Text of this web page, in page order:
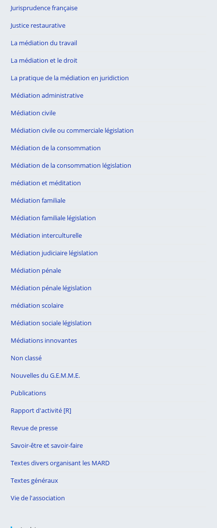
Jurisprudence française
Justice restaurative
La médiation du travail
La médiation et le droit
La pratique de la médiation en juridiction
Médiation administrative
Médiation civile
Médiation civile ou commerciale législation
Médiation de la consommation
Médiation de la consommation législation
médiation et méditation
Médiation familiale
Médiation familiale législation
Médiation interculturelle
Médiation judiciaire législation
Médiation pénale
Médiation pénale législation
médiation scolaire
Médiation sociale législation
Médiations innovantes
Non classé
Nouvelles du G.E.M.M.E.
Publications
Rapport d'activité [R]
Revue de presse
Savoir-être et savoir-faire
Textes divers organisant les MARD
Textes généraux
Vie de l'association